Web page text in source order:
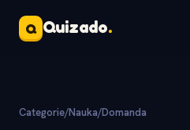
Q Quizado.
Categorie/Nauka/Domanda